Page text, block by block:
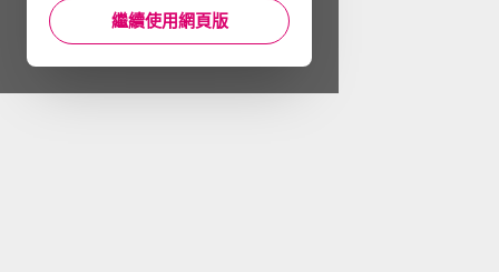
繼續使用網頁版